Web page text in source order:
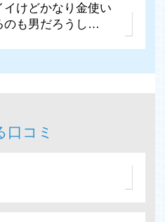
けどかなり金使い
も男だろうし…
口コミ